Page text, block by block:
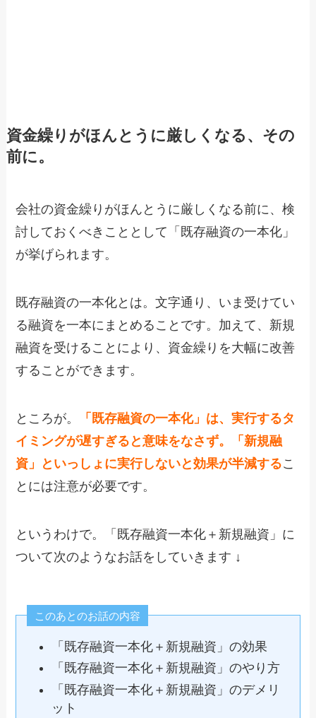
資金繰りがほんとうに厳しくなる、その
前に。
会社の資金繰りがほんとうに厳しくなる前に、検
討しておくべきこととして「既存融資の一本化」
が挙げられます。
既存融資の一本化とは。文字通り、いま受けてい
る融資を一本にまとめることです。加えて、新規
融資を受けることにより、資金繰りを大幅に改善
することができます。
ところが。
「既存融資の一本化」は、実行するタ
イミングが遅すぎると意味をなさず。「新規融
資」といっしょに実行しないと効果が半減するこ
とには注意が必要です。
というわけで。「既存融資一本化＋新規融資」に
ついて次のようなお話をしていきます ↓
このあとのお話の内容
「既存融資一本化＋新規融資」の効果
「既存融資一本化＋新規融資」のやり方
「既存融資一本化＋新規融資」のデメリ
ット